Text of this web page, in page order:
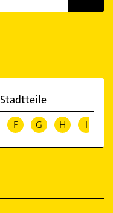
Stadtteile
F G H I